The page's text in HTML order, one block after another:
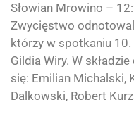
Słowian Mrowino –
Zwycięstwo
którzy w spotkaniu
Gildia Wiry. W
się: Emilian Michalski,
Dalkowski, Robert